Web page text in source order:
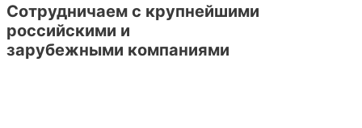
Сотрудничаем с крупнейшими
российскими и
зарубежными компаниями